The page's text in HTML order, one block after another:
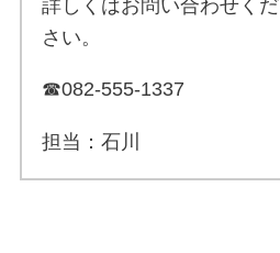
詳しくはお問い合わせくだ
さい。
☎082-555-1337
担当：石川